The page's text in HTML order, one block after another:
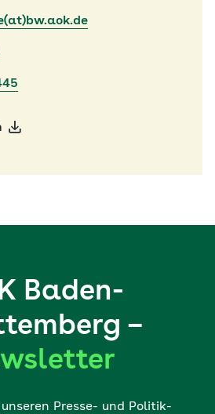
Baden-
–
Presse- und Politik-